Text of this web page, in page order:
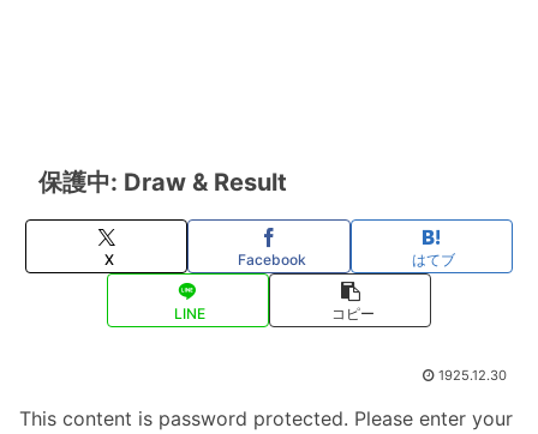
保護中: Draw & Result
X Facebook はてブ
LINE コピー
1925.12.30
This content is password protected. Please enter your